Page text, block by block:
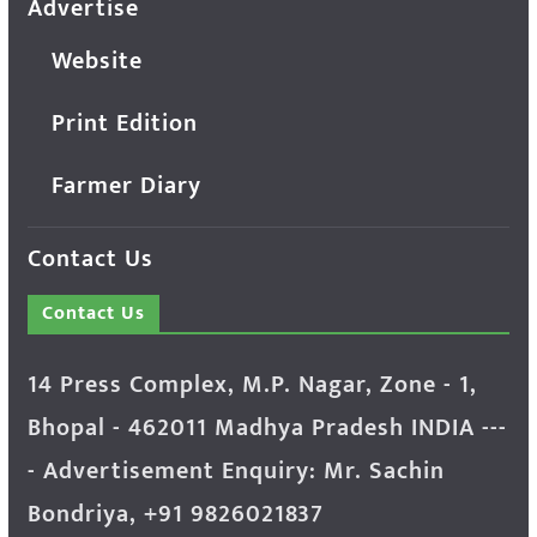
Advertise
Website
Print Edition
Farmer Diary
Contact Us
Contact Us
14 Press Complex, M.P. Nagar, Zone - 1,
Bhopal - 462011 Madhya Pradesh INDIA ---
- Advertisement Enquiry: Mr. Sachin
Bondriya, +91 9826021837